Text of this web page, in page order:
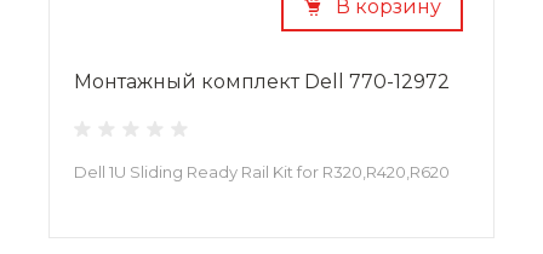
В корзину
Монтажный комплект Dell 770-12972
Dell 1U Sliding Ready Rail Kit for R320,R420,R620